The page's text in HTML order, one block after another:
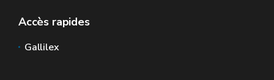
Accès rapides
Gallilex